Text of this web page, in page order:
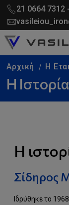
21 0664 7312
V A S I L
Αρχική Η
Η
Η
Σίδηρος
Ιδρύθηκε το